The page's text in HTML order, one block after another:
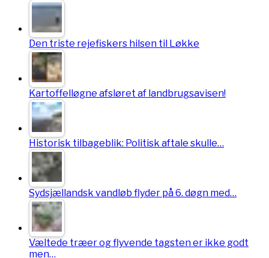
Den triste rejefiskers hilsen til Løkke
Kartoffelløgne afsløret af landbrugsavisen!
Historisk tilbageblik: Politisk aftale skulle…
Sydsjællandsk vandløb flyder på 6. døgn med…
Væltede træer og flyvende tagsten er ikke godt
men…